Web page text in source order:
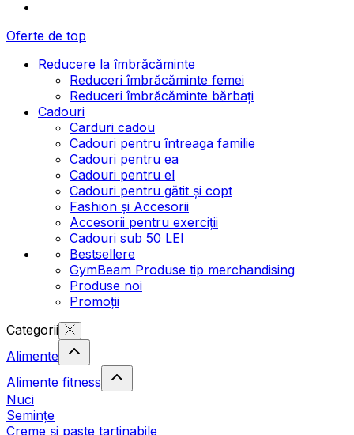
Oferte de top
Reducere la îmbrăcăminte
Reduceri îmbrăcăminte femei
Reduceri îmbrăcăminte bărbați
Cadouri
Carduri cadou
Cadouri pentru întreaga familie
Cadouri pentru ea
Cadouri pentru el
Cadouri pentru gătit și copt
Fashion și Accesorii
Accesorii pentru exerciții
Cadouri sub 50 LEI
Bestsellere
GymBeam Produse tip merchandising
Produse noi
Promoții
Categorii
Alimente
Alimente fitness
Nuci
Semințe
Creme și paste tartinabile